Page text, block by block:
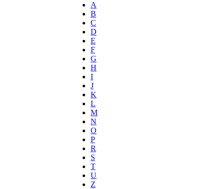
A
B
C
D
E
F
G
H
I
J
K
L
M
N
O
P
R
S
T
U
Z